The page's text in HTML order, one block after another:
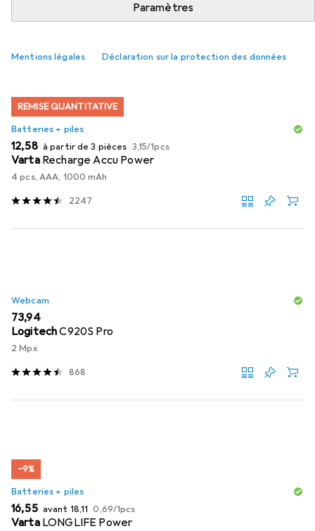
Paramètres
Mentions légales Déclaration sur la protection des données
Pertinence
REMISE QUANTITATIVE
Batteries + piles
EUR
12,58 à partir de 3 pièces EUR
3,15/1pcs
Varta Recharge Accu Power
4 pcs, AAA, 1000 mAh
2247
Webcam
EUR
73,94
LogitechC920S Pro
2 Mpx
868
−9%
Batteries + piles
EUR
16,55 avant EUR
18,11 EUR
0,69/1pcs
Varta LONGLIFE Power